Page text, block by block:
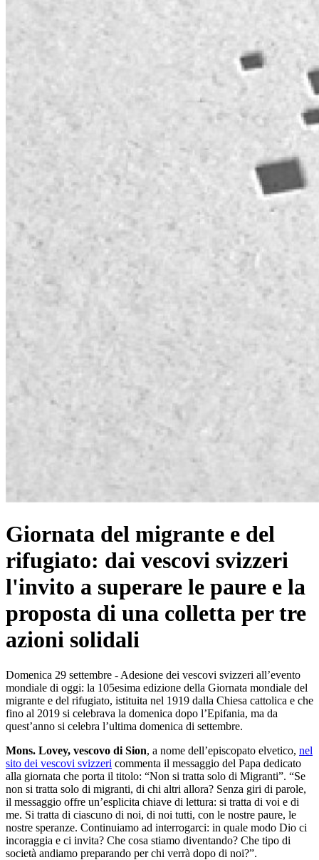
Giornata del migrante e del
rifugiato: dai vescovi svizzeri
l'invito a superare le paure e la
proposta di una colletta per tre
azioni solidali
Domenica 29 settembre - Adesione dei vescovi svizzeri all’evento
mondiale di oggi: la 105esima edizione della Giornata mondiale del
migrante e del rifugiato, istituita nel 1919 dalla Chiesa cattolica e che
fino al 2019 si celebrava la domenica dopo l’Epifania, ma da
quest’anno si celebra l’ultima domenica di settembre.
Mons. Lovey, vescovo di Sion, a nome dell’episcopato elvetico, nel
sito dei vescovi svizzeri commenta il messaggio del Papa dedicato
alla giornata che porta il titolo: “Non si tratta solo di Migranti”. “Se
non si tratta solo di migranti, di chi altri allora? Senza giri di parole,
il messaggio offre un’esplicita chiave di lettura: si tratta di voi e di
me. Si tratta di ciascuno di noi, di noi tutti, con le nostre paure, le
nostre speranze. Continuiamo ad interrogarci: in quale modo Dio ci
incoraggia e ci invita? Che cosa stiamo diventando? Che tipo di
società andiamo preparando per chi verrà dopo di noi?”.